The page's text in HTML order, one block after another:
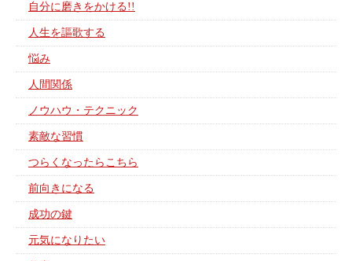
自分に磨きをかける!!
人生を謳歌する
悩み
人間関係
ノウハウ・テクニック
素敵な習慣
つらくなったらこちら
前向きになる
成功の鍵
元気になりたい